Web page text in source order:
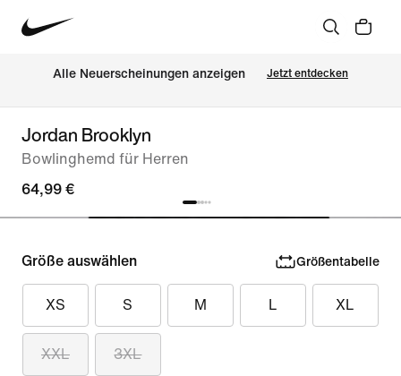
Alle Neuerscheinungen anzeigen Jetzt entdecken
Jordan Brooklyn
Bowlinghemd für Herren
64,99 €
Größe auswählen Größentabelle
XS S M L XL
XXL 3XL